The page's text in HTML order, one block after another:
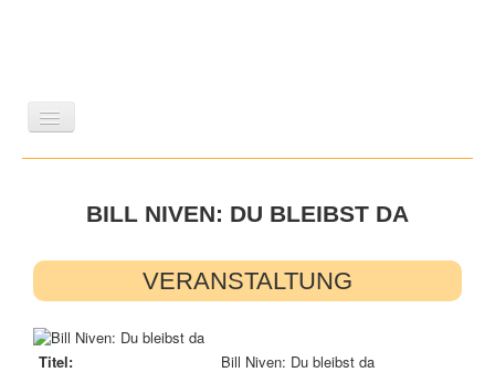
GESCHICHTE
WISSENSCHAFT
REIHEN
BILL NIVEN: DU BLEIBST DA
VERANSTALTUNG
Titel:
Bill Niven: Du bleibst da